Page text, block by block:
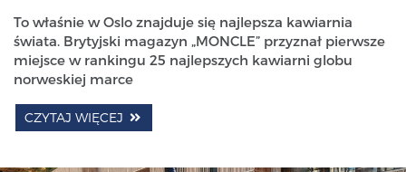
To właśnie w Oslo znajduje się najlepsza kawiarnia
świata. Brytyjski magazyn „MONCLE” przyznał pierwsze
miejsce w rankingu 25 najlepszych kawiarni globu
norweskiej marce
CZYTAJ WIĘCEJ